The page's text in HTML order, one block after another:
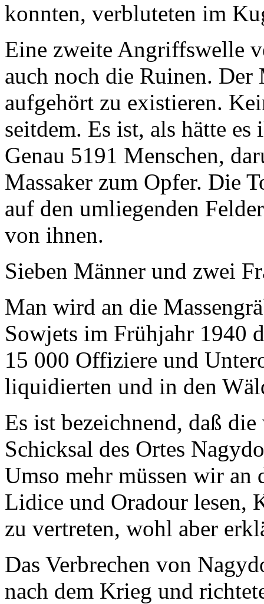
konnten, verbluteten im
Eine zweite Angriffswelle
auch noch die Ruinen.
aufgehört zu existieren.
seitdem. Es ist, als hätte es
Genau 5191 Menschen,
Massaker zum Opfer. Die
auf den umliegenden
von ihnen.
Sieben Männer und zwei
Man wird an die
Sowjets im Frühjahr 1940
15 000 Offiziere und
liquidierten und in den
Es ist bezeichnend, daß
Schicksal des Ortes
Umso mehr müssen wir an
Lidice und Oradour lesen,
zu vertreten, wohl aber
Das Verbrechen von
nach dem Krieg und